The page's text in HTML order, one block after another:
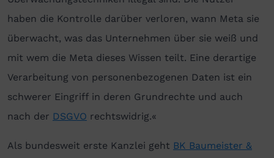
haben die Kontrolle darüber verloren, wann Meta sie
überwacht, was das Unternehmen über sie weiß und
mit wem die Meta dieses Wissen teilt. Eine derartige
Verarbeitung von personenbezogenen Daten ist ein
schwerer Eingriff in deren Grundrechte und auch
nach der DSGVO rechtswidrig.«
Als bundesweit erste Kanzlei geht BK Baumeister &